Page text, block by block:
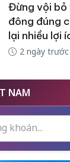
Đừng vội bỏ
đông đúng
lại nhiều lợi
2 ngày trước
NAM
khoán...